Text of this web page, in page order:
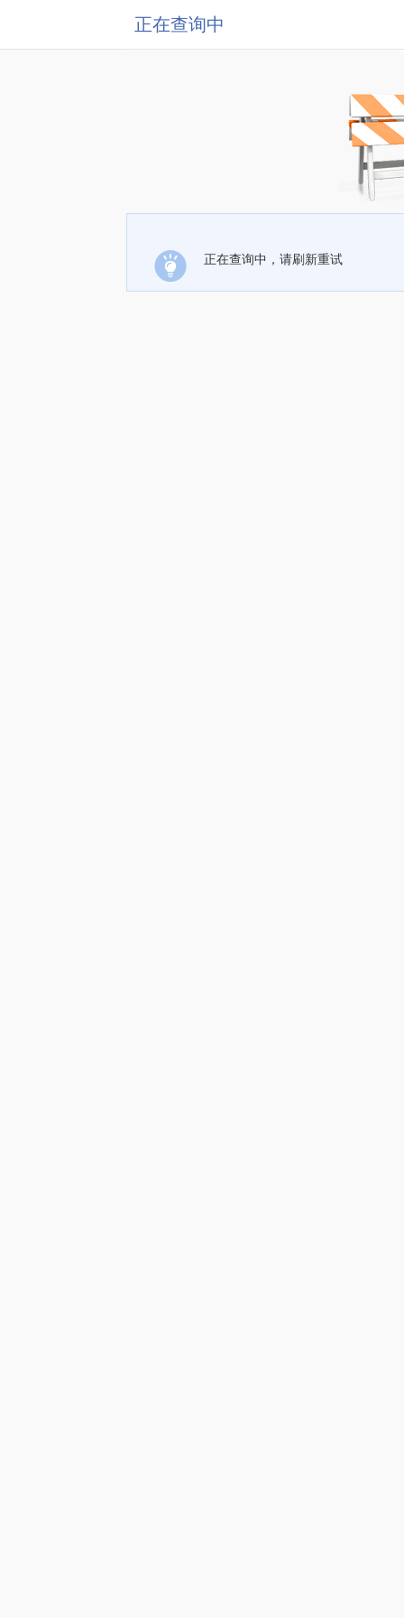
正在查询中
正在查询中，请刷新重试